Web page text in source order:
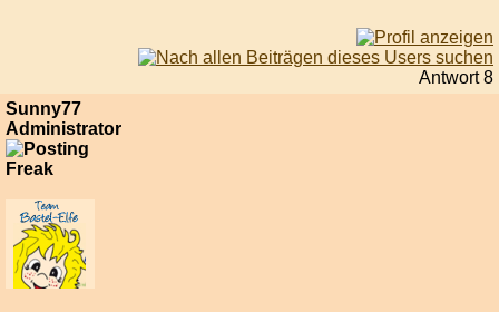
Antwort 8
Sunny77
Administrator